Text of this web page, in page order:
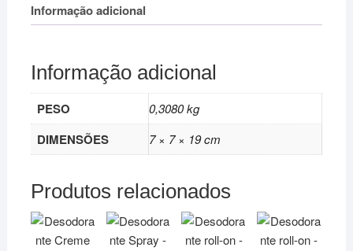
Informação adicional
Informação adicional
PESO 0,3080 kg
DIMENSÕES 7 × 7 × 19 cm
Produtos relacionados